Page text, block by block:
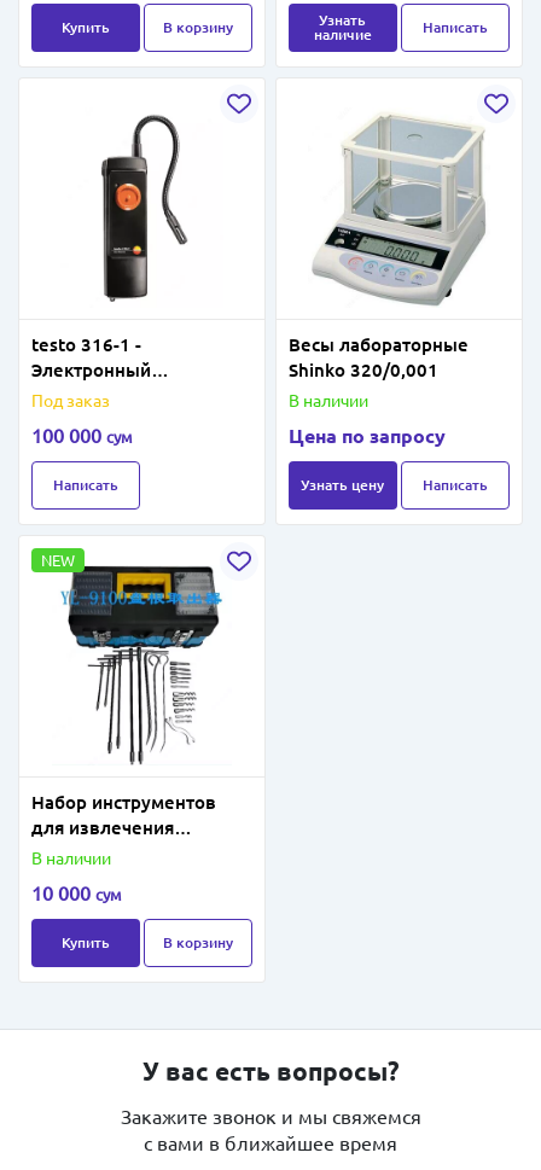
Купить В корзину
влажности,
освещённости и УФ-
Узнать
наличие
Написать
testo 316-1 -
Электронный
течеискател
Под заказ
100 000 сум
Написать
Весы лабораторные
Shinko 320/0,001
В наличии
Цена по запросу
Узнать цену Написать
NEW
Набор инструментов
для извлечения
уплотнителей (в кейсе
В наличии
10 000 сум
Купить В корзину
У вас есть вопросы?
Закажите звонок и мы свяжемся
с вами в ближайшее время